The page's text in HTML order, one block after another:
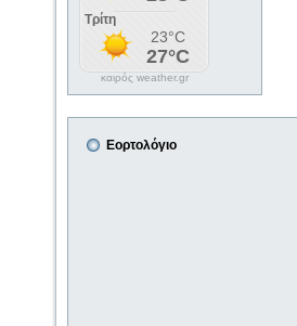
καιρός weather.gr
Εορτολόγιο